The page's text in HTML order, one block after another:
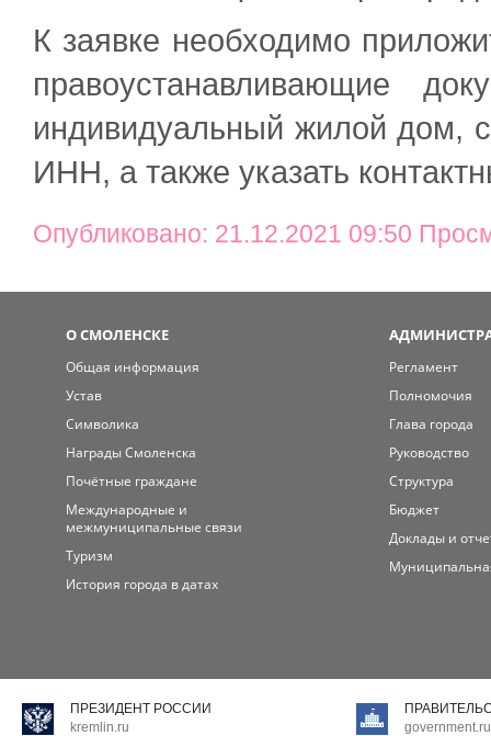
К заявке необходимо
правоустанавливающие
индивидуальный жилой дом,
ИНН, а также указать
Опубликовано: 21.12.2021 09:50
О СМОЛЕНСКЕ
Общая информация
Устав
Символика
Награды Смоленска
Почётные граждане
Международные и
межмуниципальные связи
Туризм
История города в датах
Регламент
Полномочия
Глава города
Руководство
Структура
Бюджет
Доклады и
ПРЕЗИДЕНТ РОССИИ
kremlin.ru
government.ru